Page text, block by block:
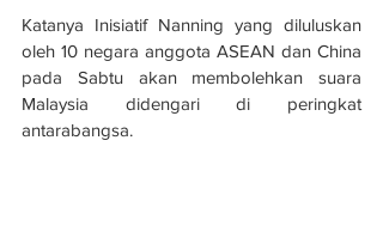
Katanya Inisiatif Nanning yang diluluskan
oleh 10 negara anggota ASEAN dan China
pada Sabtu akan membolehkan suara
Malaysia didengari di peringkat
antarabangsa.